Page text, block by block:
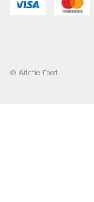
© Atletic-Food